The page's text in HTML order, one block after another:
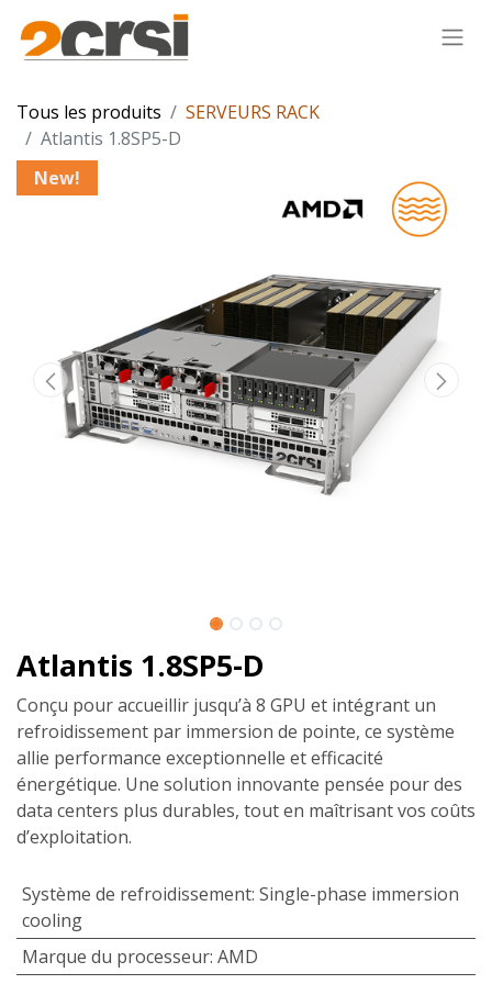
Tous les produits
SERVEURS RACK
Atlantis 1.8SP5-D
New!
Atlantis 1.8SP5-D
Conçu pour accueillir jusqu’à 8 GPU et intégrant un
refroidissement par immersion de pointe, ce système
allie performance exceptionnelle et efficacité
énergétique. Une solution innovante pensée pour des
data centers plus durables, tout en maîtrisant vos coûts
d’exploitation.
Système de refroidissement: Single-phase immersion
cooling
Marque du processeur: AMD